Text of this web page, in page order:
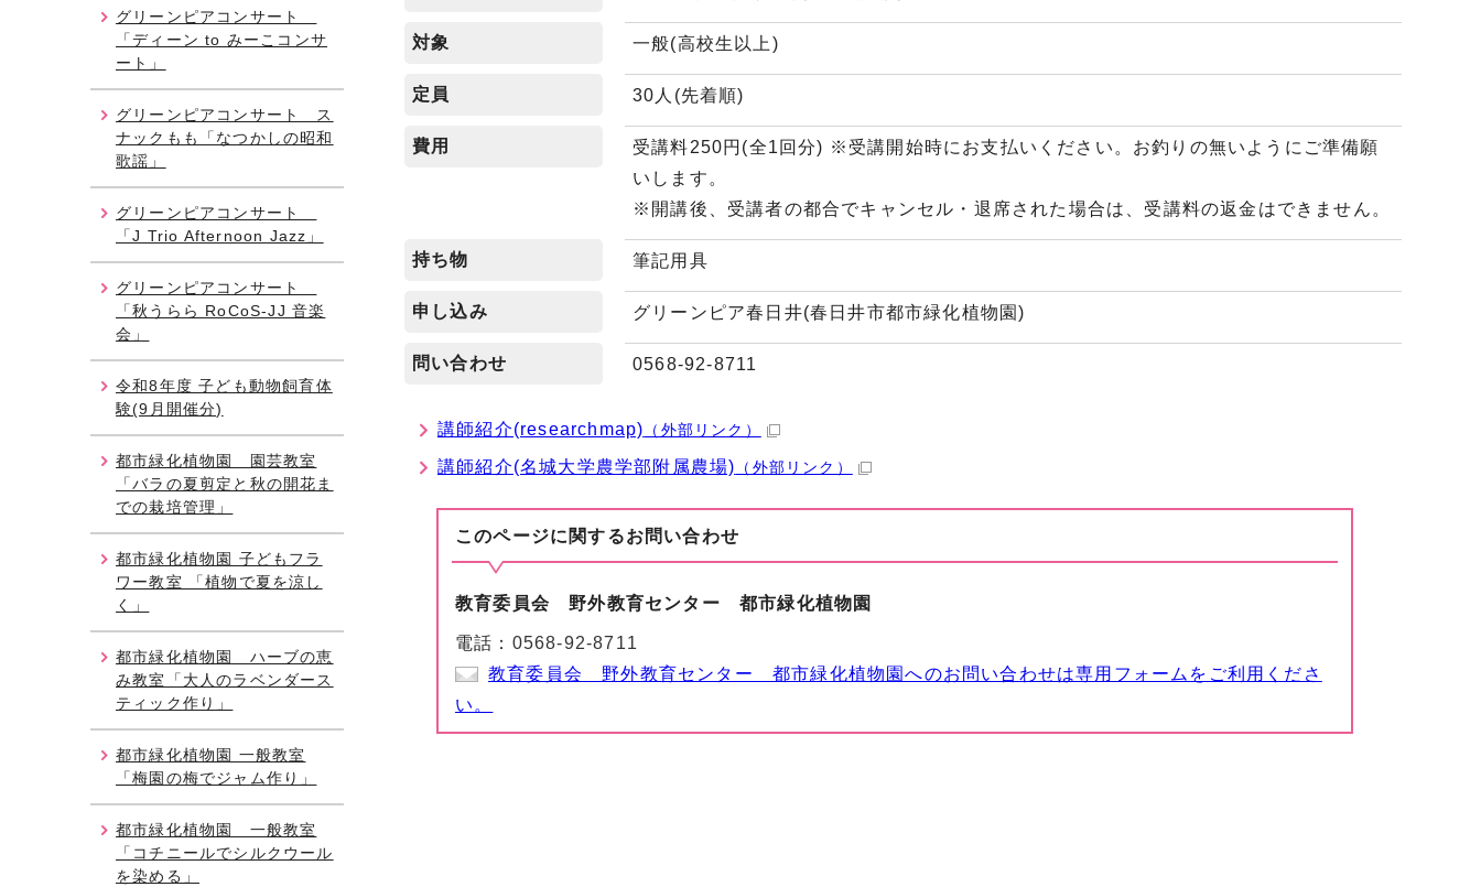
対象 一般(高校生以上)
定員 30人(先着順)
費用
受講料250円(全1回分) ※受講開始時にお支払いください。お釣りの無いようにご準備願
いします。
※開講後、受講者の都合でキャンセル・退席された場合は、受講料の返金はできません。
持ち物 筆記用具
申し込み グリーンピア春日井(春日井市都市緑化植物園)
問い合わせ 0568-92-8711
講師紹介(researchmap) （外部リンク）
講師紹介(名城大学農学部附属農場) （外部リンク）
このページに関するお問い合わせ
教育委員会 野外教育センター 都市緑化植物園
電話： 0568-92-8711
教育委員会 野外教育センター 都市緑化植物園へのお問い合わせは専用フォームをご利用くださ
い。
グリーンピアコンサート
「ディーン to みーこコンサ
ート」
グリーンピアコンサート ス
ナックもも「なつかしの昭和
歌謡」
グリーンピアコンサート
「J Trio Afternoon Jazz」
グリーンピアコンサート
「秋うらら RoCoS-JJ 音楽
会」
令和8年度 子ども動物飼育体
験(9月開催分)
都市緑化植物園 園芸教室
「バラの夏剪定と秋の開花ま
での栽培管理」
都市緑化植物園 子どもフラ
ワー教室 「植物で夏を涼し
く」
都市緑化植物園 ハーブの恵
み教室「大人のラベンダース
ティック作り」
都市緑化植物園 一般教室
「梅園の梅でジャム作り」
都市緑化植物園 一般教室
「コチニールでシルクウール
を染める」